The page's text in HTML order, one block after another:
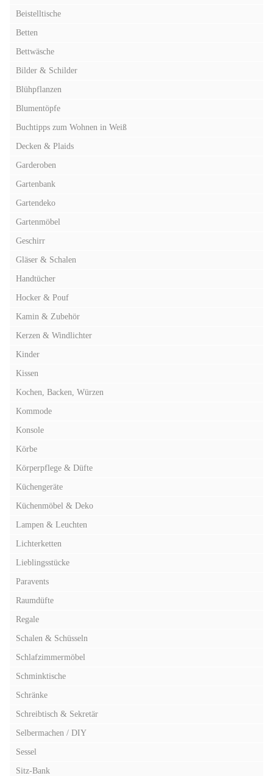
Beistelltische
Betten
Bettwäsche
Bilder & Schilder
Blühpflanzen
Blumentöpfe
Buchtipps zum Wohnen in Weiß
Decken & Plaids
Garderoben
Gartenbank
Gartendeko
Gartenmöbel
Geschirr
Gläser & Schalen
Handtücher
Hocker & Pouf
Kamin & Zubehör
Kerzen & Windlichter
Kinder
Kissen
Kochen, Backen, Würzen
Kommode
Konsole
Körbe
Körperpflege & Düfte
Küchengeräte
Küchenmöbel & Deko
Lampen & Leuchten
Lichterketten
Lieblingsstücke
Paravents
Raumdüfte
Regale
Schalen & Schüsseln
Schlafzimmermöbel
Schminktische
Schränke
Schreibtisch & Sekretär
Selbermachen / DIY
Sessel
Sitz-Bank